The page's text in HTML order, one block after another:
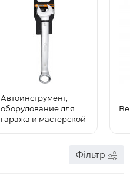
Автоинструмент,
оборудование для
гаража и мастерской
Фільтр